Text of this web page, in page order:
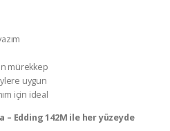
mürekkep
uygun
için ideal
– Edding 142M ile her yüzeyde